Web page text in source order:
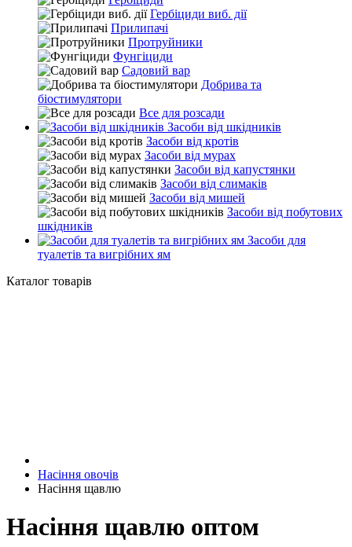
Гербіциди виб. дії
Прилипачі
Протруйники
Фунгіциди
Садовий вар
Добрива та
біостимулятори
Все для розсади
Засоби від шкідників
Засоби від кротів
Засоби від мурах
Засоби від капустянки
Засоби від слимаків
Засоби від мишей
Засоби від побутових
шкідників
Засоби для
туалетів та вигрібних ям
Каталог товарів
Насіння овочів
Насіння щавлю
Насіння щавлю оптом